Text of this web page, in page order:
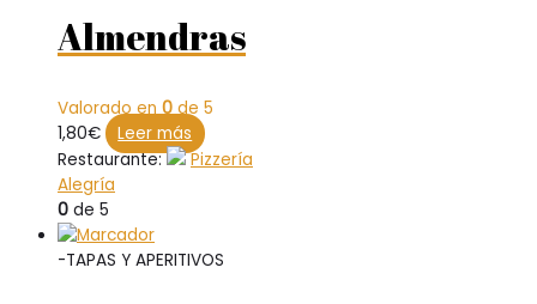
Almendras
Valorado en0de 5
1,80€
Leer más
Restaurante:
Pizzería
Alegría
0 de 5
-TAPAS Y APERITIVOS